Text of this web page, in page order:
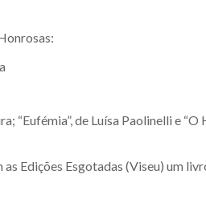
“Eufémia”, de Luísa Paolinelli e
Edições Esgotadas (Viseu) um